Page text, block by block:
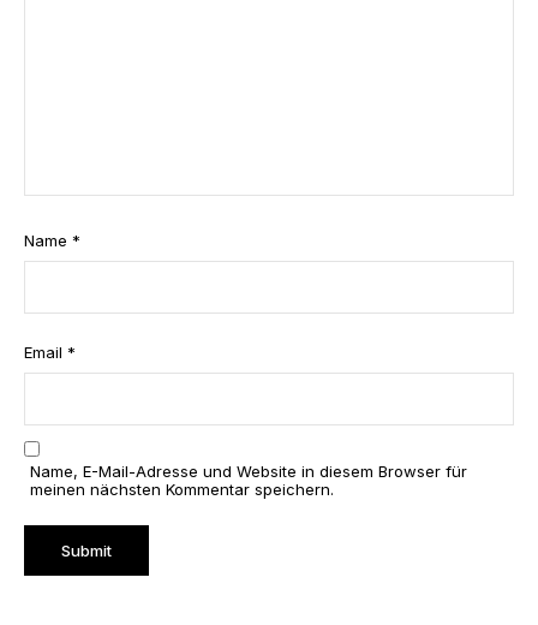
Name *
Email *
Name, E-Mail-Adresse und Website in diesem Browser für
meinen nächsten Kommentar speichern.